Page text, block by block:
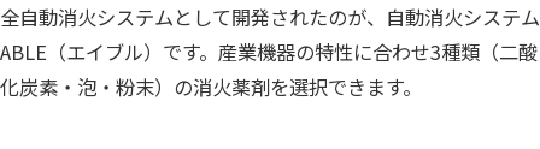
全自動消火システムとして開発されたのが、自動消火システム
ABLE（エイブル）です。産業機器の特性に合わせ3種類（二酸
化炭素・泡・粉末）の消火薬剤を選択できます。